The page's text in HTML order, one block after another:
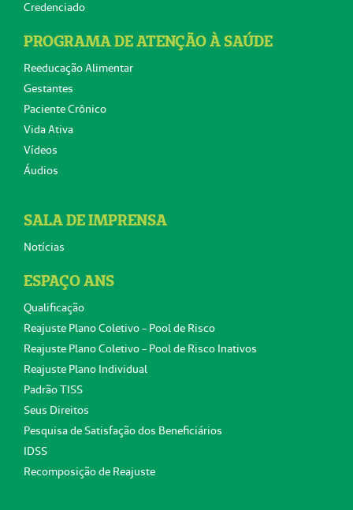
Credenciado
PROGRAMA DE ATENÇÃO À SAÚDE
Reeducação Alimentar
Gestantes
Paciente Crônico
Vida Ativa
Vídeos
Áudios
SALA DE IMPRENSA
Notícias
ESPAÇO ANS
Qualificação
Reajuste Plano Coletivo - Pool de Risco
Reajuste Plano Coletivo - Pool de Risco Inativos
Reajuste Plano Individual
Padrão TISS
Seus Direitos
Pesquisa de Satisfação dos Beneficiários
IDSS
Recomposição de Reajuste